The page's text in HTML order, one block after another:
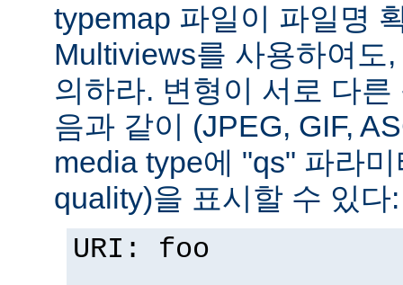
typemap 파일이 파일명
Multiviews를 사용하여도
의하라. 변형이 서로 다
음과 같이 (JPEG, GIF,
media type에 "qs" 파라
quality)을 표시할 수 있다:
URI: foo